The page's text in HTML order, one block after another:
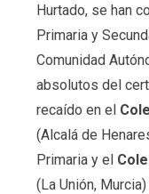
Hurtado, se han
Primaria y
Comunidad
absolutos del
recaído en el
(Alcalá de
Primaria y el
(La Unión,